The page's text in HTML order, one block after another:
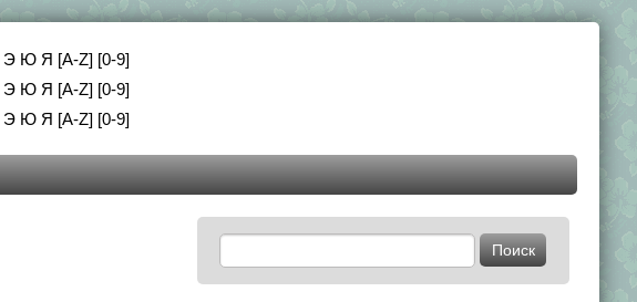
Э Ю Я [A-Z] [0-9]
Э Ю Я [A-Z] [0-9]
Э Ю Я [A-Z] [0-9]